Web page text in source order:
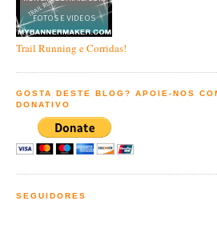
Trail Running e Corridas!
GOSTA DESTE BLOG? APOIE-NOS
DONATIVO
SEGUIDORES